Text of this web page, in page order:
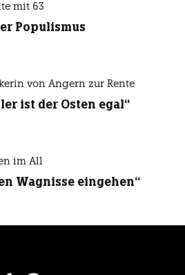
mit 63
Populismus
von Angern zur Rente
ist der Osten egal“
im All
Wagnisse eingehen“